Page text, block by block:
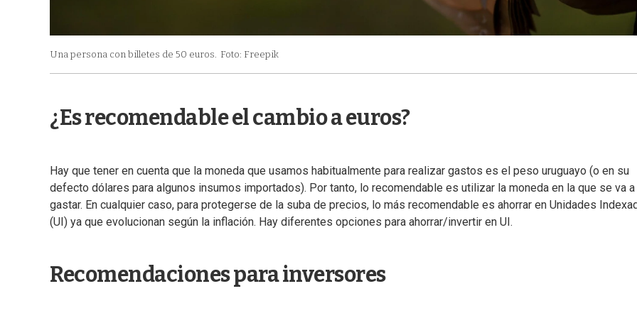
Una persona con billetes de 50 euros. Foto: Freepik
¿Es recomendable el cambio a euros?
Hay que tener en cuenta que la moneda que usamos habitualmente para realizar gastos es el peso uruguayo (o en su
defecto dólares para algunos insumos importados). Por tanto, lo recomendable es utilizar la moneda en la que se va a
gastar. En cualquier caso, para protegerse de la suba de precios, lo más recomendable es ahorrar en Unidades
(UI) ya que evolucionan según la inflación. Hay diferentes opciones para ahorrar/invertir en UI.
Recomendaciones para inversores